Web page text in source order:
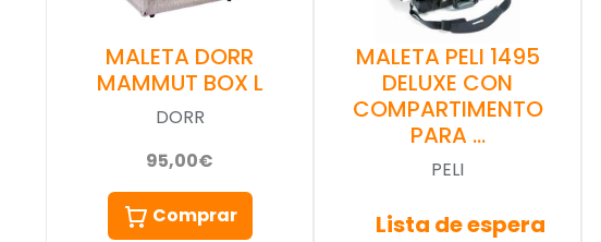
MALETA DORR
MAMMUT BOX L
DORR
95,00€
Comprar
MALETA PELI 1495
DELUXE CON
COMPARTIMENTO
PARA …
PELI
Lista de espera